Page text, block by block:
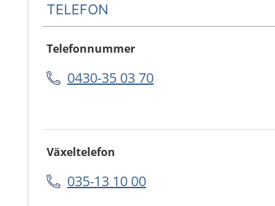
TELEFON
Telefonnummer
0430-35 03 70
Växeltelefon
035-13 10 00